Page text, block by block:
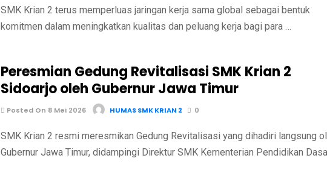
SMK Krian 2 terus memperluas jaringan kerja sama global sebagai bentuk
komitmen dalam meningkatkan kualitas dan peluang kerja bagi para …
Peresmian Gedung Revitalisasi SMK Krian 2
Sidoarjo oleh Gubernur Jawa Timur
Posted On 8 Mei 2026 HUMAS SMK KRIAN 2 0
SMK Krian 2 resmi meresmikan Gedung Revitalisasi yang dihadiri langsung
Gubernur Jawa Timur, didampingi Direktur SMK Kementerian Pendidikan